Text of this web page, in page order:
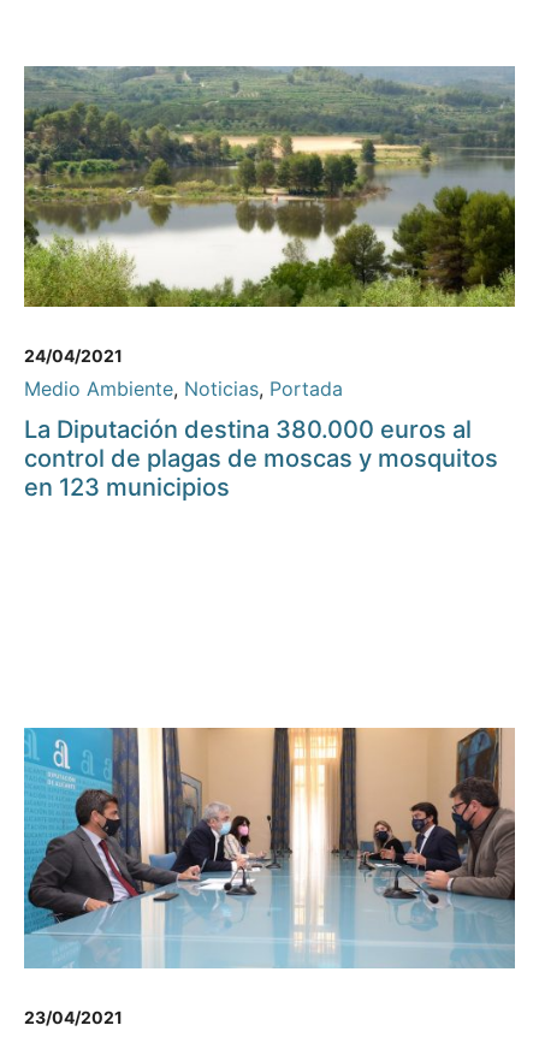
24/04/2021
Medio Ambiente, Noticias, Portada
La Diputación destina 380.000 euros al
control de plagas de moscas y mosquitos
en 123 municipios
23/04/2021